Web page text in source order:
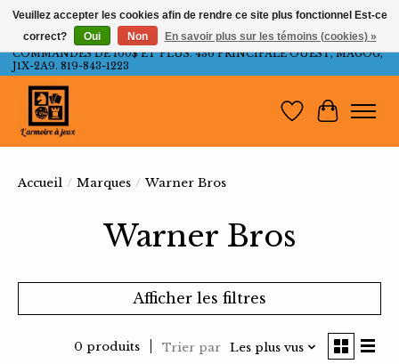
LIVRAISON GRATUITE AU QUÉBEC ET ONTARIO POUR LES
COMMANDES DE 100$ ET PLUS. 436 PRINCIPALE OUEST, MAGOG,
J1X-2A9. 819-843-1223
Liste dePanier
Accueil / Marques / Warner Bros
Warner Bros
Afficher les filtres
0 produits Trier par Les plus vus
Veuillez accepter les cookies afin de rendre ce site plus fonctionnel Est-ce
correct?
Oui Non En savoir plus sur les témoins (cookies) »